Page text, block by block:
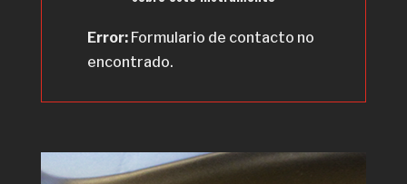
Error:Formulario de contacto no
encontrado.